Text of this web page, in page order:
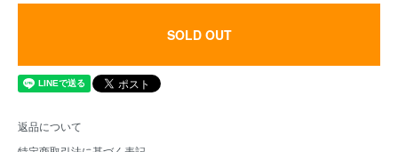
SOLD OUT
返品について